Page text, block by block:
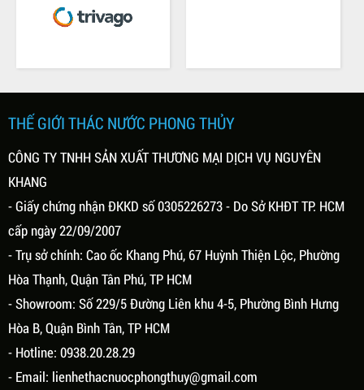
THẾ GIỚI THÁC NƯỚC PHONG THỦY
CÔNG TY TNHH SẢN XUẤT THƯƠNG MẠI DỊCH VỤ NGUYÊN
KHANG
- Giấy chứng nhận ĐKKD số 0305226273 - Do Sở KHĐT TP. HCM
cấp ngày 22/09/2007
- Trụ sở chính: Cao ốc Khang Phú, 67 Huỳnh Thiện Lộc, Phường
Hòa Thạnh, Quận Tân Phú, TP HCM
- Showroom: Số 229/5 Đường Liên khu 4-5, Phường Bình Hưng
Hòa B, Quận Bình Tân, TP HCM
- Hotline: 0938.20.28.29
- Email: lienhethacnuocphongthuy@gmail.com